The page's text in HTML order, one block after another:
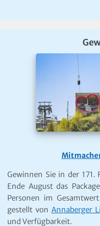
Gewinnen Sie in der 171.
Ende August das
Personen im
gestellt von Annaberger
und Verfügbarkeit.